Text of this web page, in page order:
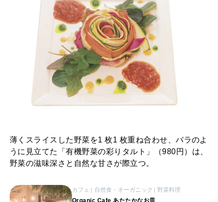
薄くスライスした野菜を1 枚1 枚重ね合わせ、バラのよ
うに見立てた「有機野菜の彩りタルト」（980円）は、
野菜の滋味深さと自然な甘さが際立つ。
カフェ 自然食・オーガニック 野菜料理
Organic Cafe あたたかなお皿